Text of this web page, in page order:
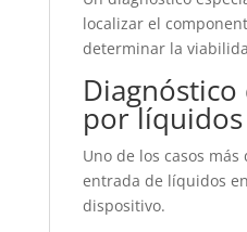
localizar el
determinar la
por líquidos
Uno de los casos más
entrada de líquidos
dispositivo.